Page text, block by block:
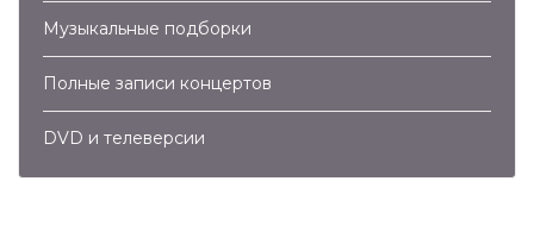
Музыкальные подборки
Полные записи концертов
DVD и телеверсии